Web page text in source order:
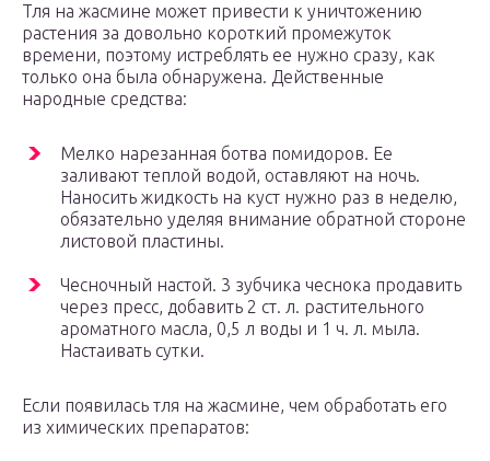
Тля на жасмине может привести к уничтожению
растения за довольно короткий промежуток
времени, поэтому истреблять ее нужно сразу, как
только она была обнаружена. Действенные
народные средства:
Мелко нарезанная ботва помидоров. Ее
заливают теплой водой, оставляют на ночь.
Наносить жидкость на куст нужно раз в неделю,
обязательно уделяя внимание обратной стороне
листовой пластины.
Чесночный настой. 3 зубчика чеснока продавить
через пресс, добавить 2 ст. л. растительного
ароматного масла, 0,5 л воды и 1 ч. л. мыла.
Настаивать сутки.
Если появилась тля на жасмине, чем обработать его
из химических препаратов: